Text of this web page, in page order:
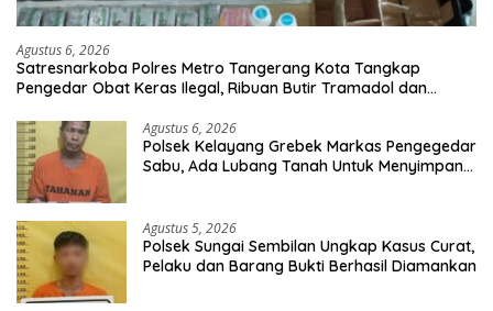
Agustus 6, 2026
Satresnarkoba Polres Metro Tangerang Kota Tangkap
Pengedar Obat Keras Ilegal, Ribuan Butir Tramadol dan
Agustus 6, 2026
Polsek Kelayang Grebek Markas Pengegedar
Sabu, Ada Lubang Tanah Untuk Menyimpan
Agustus 5, 2026
Polsek Sungai Sembilan Ungkap Kasus Curat,
Pelaku dan Barang Bukti Berhasil Diamankan